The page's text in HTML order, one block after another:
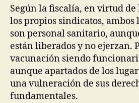
Según la fiscalía, en virtud
los propios sindicatos,
son personal sanitario,
están liberados y no ejerzan.
vacunación siendo
aunque apartados de los
una vulneración de sus
fundamentales.